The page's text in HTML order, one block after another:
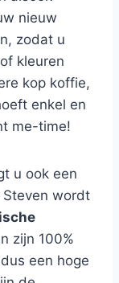
nieuw
zodat u
kleuren
kop koffie,
enkel en
me-time!
u ook een
wordt
zijn 100%
een hoge